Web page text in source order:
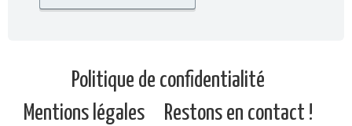
Politique de confidentialité
Mentions légales
Restons en contact !